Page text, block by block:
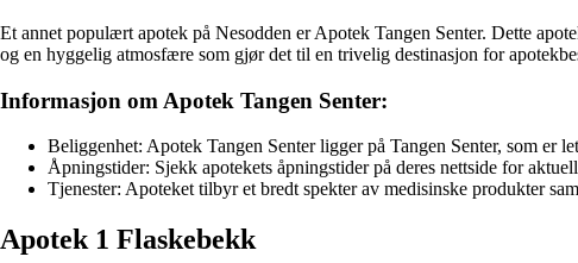
Et annet populært apotek på Nesodden er Apotek Tangen Senter. Dette
og en hyggelig atmosfære som gjør det til en trivelig destinasjon for
Informasjon om Apotek Tangen Senter:
Beliggenhet: Apotek Tangen Senter ligger på Tangen Senter, som er
Åpningstider: Sjekk apotekets åpningstider på deres nettside for
Tjenester: Apoteket tilbyr et bredt spekter av medisinske produkter
Apotek 1 Flaskebekk